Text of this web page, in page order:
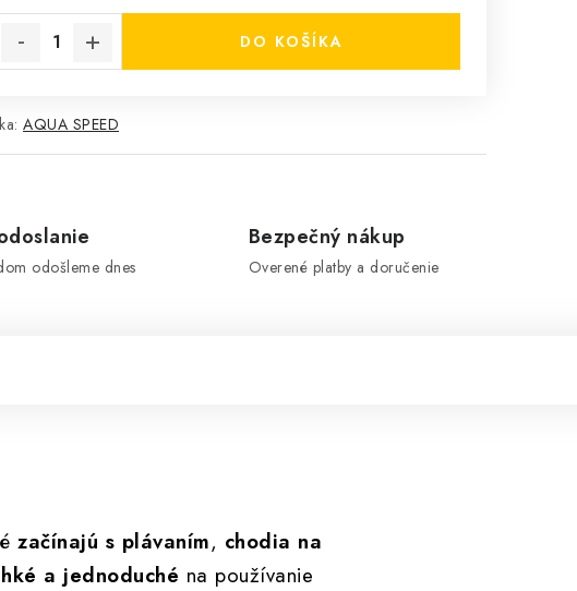
DO KOŠÍKA
AQUA SPEED
odošleme dnes
Bezpečný nákup
Overené platby a doručenie
začínajú s plávaním, chodia na
a jednoduché na používanie